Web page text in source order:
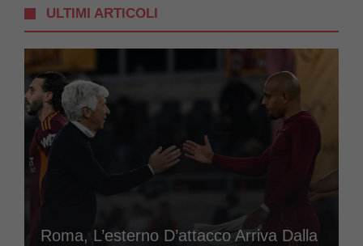
ULTIMI ARTICOLI
Roma, L’esterno D’attacco Arriva Dalla